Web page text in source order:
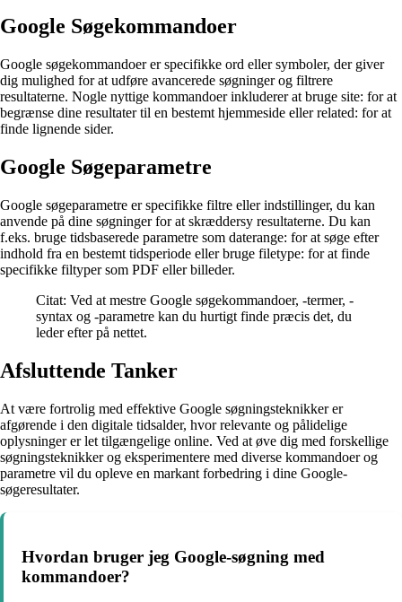
Google Søgekommandoer
Google søgekommandoer er specifikke ord eller symboler, der giver
dig mulighed for at udføre avancerede søgninger og filtrere
resultaterne. Nogle nyttige kommandoer inkluderer at bruge site: for at
begrænse dine resultater til en bestemt hjemmeside eller related: for at
finde lignende sider.
Google Søgeparametre
Google søgeparametre er specifikke filtre eller indstillinger, du kan
anvende på dine søgninger for at skræddersy resultaterne. Du kan
f.eks. bruge tidsbaserede parametre som daterange: for at søge efter
indhold fra en bestemt tidsperiode eller bruge filetype: for at finde
specifikke filtyper som PDF eller billeder.
Citat: Ved at mestre Google søgekommandoer, -termer, -
syntax og -parametre kan du hurtigt finde præcis det, du
leder efter på nettet.
Afsluttende Tanker
At være fortrolig med effektive Google søgningsteknikker er
afgørende i den digitale tidsalder, hvor relevante og pålidelige
oplysninger er let tilgængelige online. Ved at øve dig med forskellige
søgningsteknikker og eksperimentere med diverse kommandoer og
parametre vil du opleve en markant forbedring i dine Google-
søgeresultater.
Hvordan bruger jeg Google-søgning med
kommandoer?